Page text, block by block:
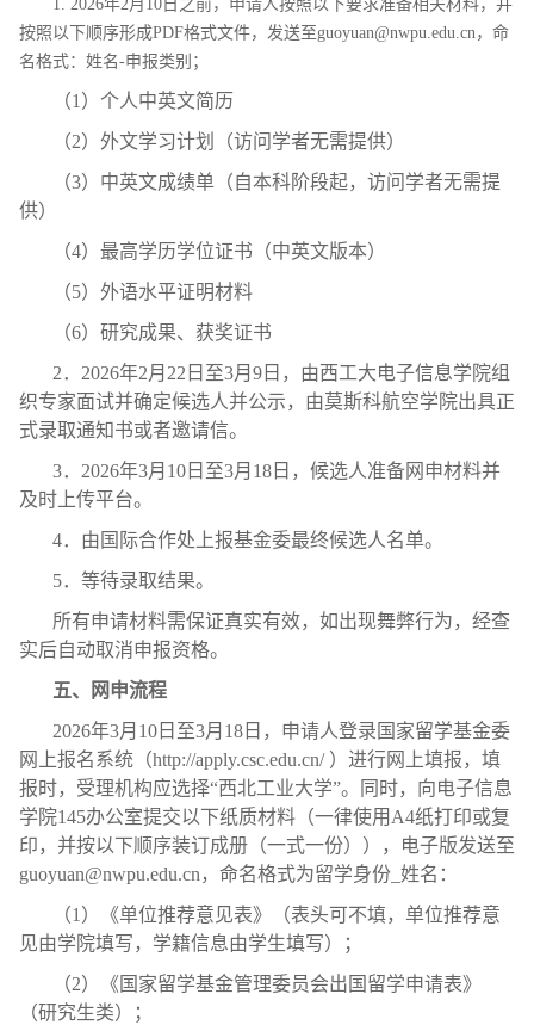
1. 2026年2月10日之前，申请人按照以下要求准备相关材料，并
按照以下顺序形成PDF格式文件，发送至guoyuan@nwpu.edu.cn，命
名格式：姓名-申报类别；
（1）个人中英文简历
（2）外文学习计划（访问学者无需提供）
（3）中英文成绩单（自本科阶段起，访问学者无需提
供）
（4）最高学历学位证书（中英文版本）
（5）外语水平证明材料
（6）研究成果、获奖证书
2．2026年2月22日至3月9日，由西工大电子信息学院组
织专家面试并确定候选人并公示，由莫斯科航空学院出具正
式录取通知书或者邀请信。
3．2026年3月10日至3月18日，候选人准备网申材料并
及时上传平台。
4．由国际合作处上报基金委最终候选人名单。
5．等待录取结果。
所有申请材料需保证真实有效，如出现舞弊行为，经查
实后自动取消申报资格。
五、网申流程
2026年3月10日至3月18日，申请人登录国家留学基金委
网上报名系统（http://apply.csc.edu.cn/ ）进行网上填报，填
报时，受理机构应选择“西北工业大学”。同时，向电子信息
学院145办公室提交以下纸质材料（一律使用A4纸打印或复
印，并按以下顺序装订成册（一式一份）），电子版发送至
guoyuan@nwpu.edu.cn，命名格式为留学身份_姓名：
（1）《单位推荐意见表》（表头可不填，单位推荐意
见由学院填写，学籍信息由学生填写）；
（2）《国家留学基金管理委员会出国留学申请表》
（研究生类）；